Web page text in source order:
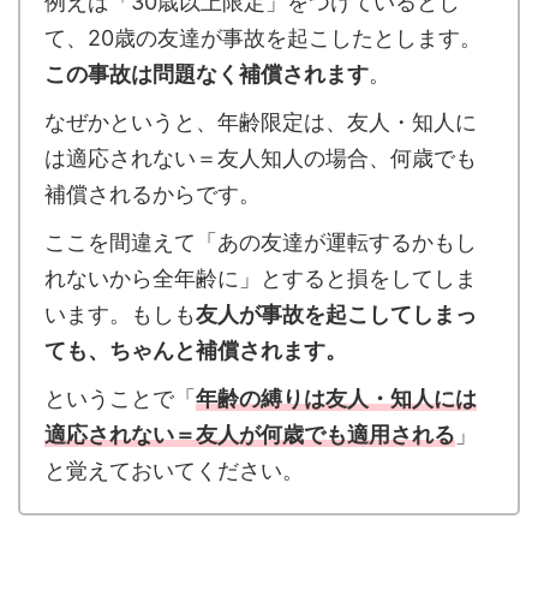
て、20歳の友達が事故を起こしたとします。
この事故は問題なく補償されます。
なぜかというと、年齢限定は、友人・知人に
は適応されない＝友人知人の場合、何歳でも
補償されるからです。
ここを間違えて「あの友達が運転するかもし
れないから全年齢に」とすると損をしてしま
います。もしも友人が事故を起こしてしまっ
ても、ちゃんと補償されます。
ということで「 年齢の縛りは友人・知人には
適応されない＝友人が何歳でも適用される 」
と覚えておいてください。